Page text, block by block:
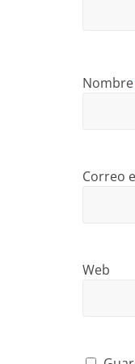
Nombre
Correo
Web